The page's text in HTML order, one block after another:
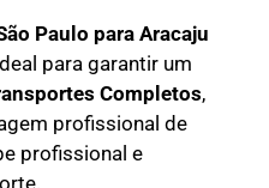
Paulo para Aracaju
para garantir um
Completos,
profissional de
profissional e